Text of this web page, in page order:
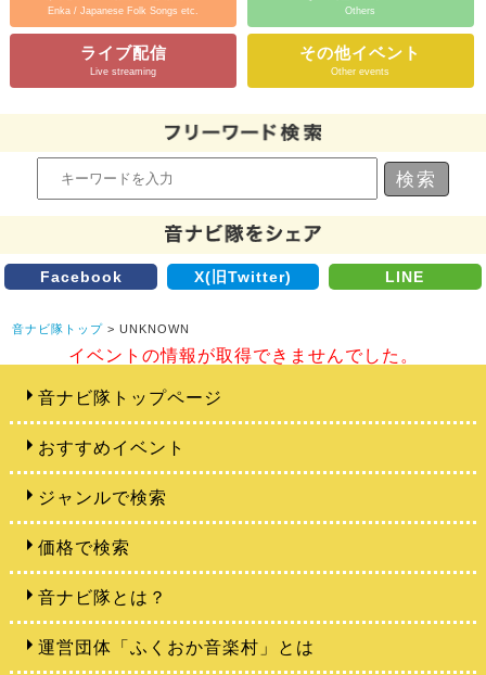
Enka / Japanese Folk Songs etc. Others
ライブ配信
Live streaming
その他イベント
Other events
Facebook X(旧Twitter) LINE
音ナビ隊トップ > UNKNOWN
イベントの情報が取得できませんでした。
音ナビ隊トップページ
おすすめイベント
ジャンルで検索
価格で検索
音ナビ隊とは？
運営団体「ふくおか音楽村」とは